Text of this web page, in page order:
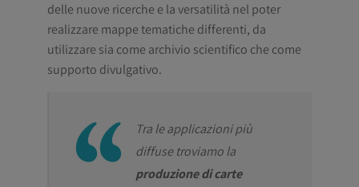
delle nuove ricerche e la versatilità nel poter
realizzare mappe tematiche differenti, da
utilizzare sia come archivio scientifico che come
supporto divulgativo.
Tra le applicazioni più
diffuse troviamo la
produzione di carte